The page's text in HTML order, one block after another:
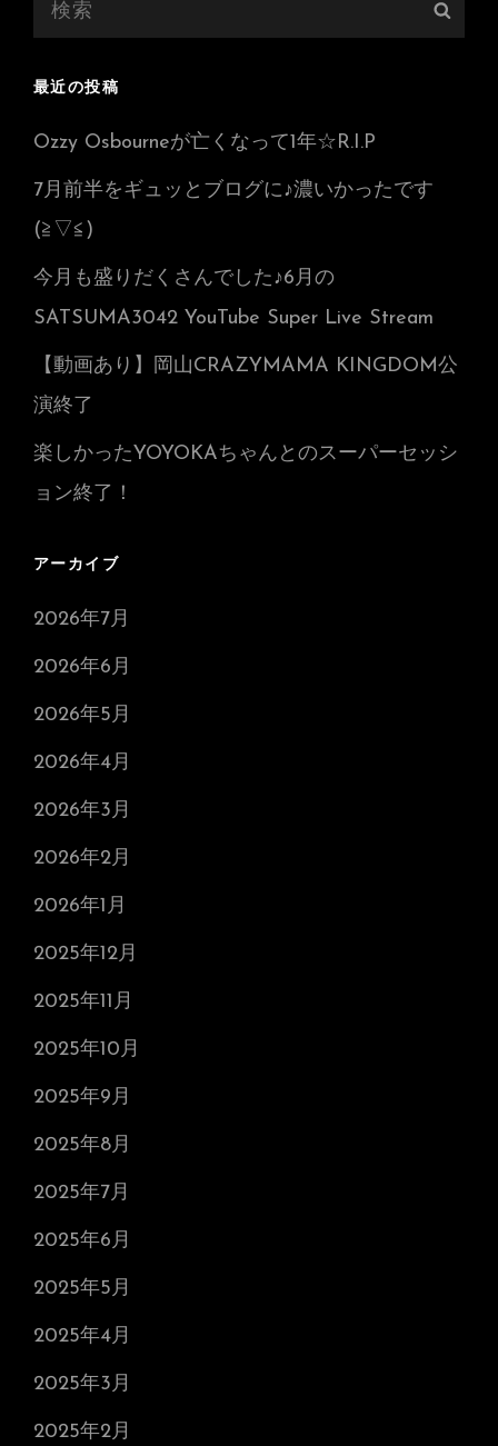
最近の投稿
Ozzy Osbourneが亡くなって1年☆R.I.P
7月前半をギュッとブログに♪濃いかったです
(≧▽≦)
今月も盛りだくさんでした♪6月の
SATSUMA3042 YouTube Super Live Stream
【動画あり】岡山CRAZYMAMA KINGDOM公
演終了
楽しかったYOYOKAちゃんとのスーパーセッシ
ョン終了！
アーカイブ
2026年7月
2026年6月
2026年5月
2026年4月
2026年3月
2026年2月
2026年1月
2025年12月
2025年11月
2025年10月
2025年9月
2025年8月
2025年7月
2025年6月
2025年5月
2025年4月
2025年3月
2025年2月